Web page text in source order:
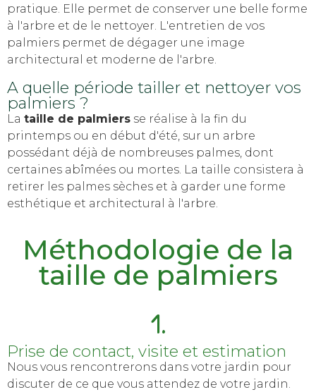
pratique. Elle permet de conserver une belle forme
à l'arbre et de le nettoyer. L'entretien de vos
palmiers permet de dégager une image
architectural et moderne de l'arbre.
A quelle période tailler et nettoyer vos
palmiers ?
La taille de palmiers se réalise à la fin du
printemps ou en début d'été, sur un arbre
possédant déjà de nombreuses palmes, dont
certaines abîmées ou mortes. La taille consistera à
retirer les palmes sèches et à garder une forme
esthétique et architectural à l'arbre.
Méthodologie de la
taille de palmiers
1.
Prise de contact, visite et estimation
Nous vous rencontrerons dans votre jardin pour
discuter de ce que vous attendez de votre jardin.